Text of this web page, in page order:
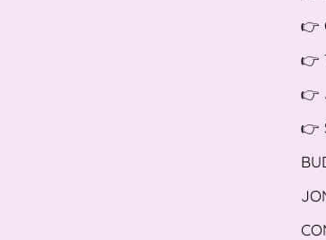
👉
👉
👉
👉